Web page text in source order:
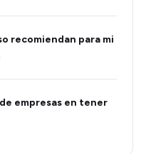
recomiendan para mi
empresas en tener